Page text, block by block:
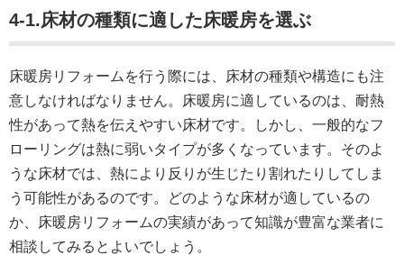
4-1.床材の種類に適した床暖房を選ぶ
床暖房リフォームを行う際には、床材の種類や構造にも注
意しなければなりません。床暖房に適しているのは、耐熱
性があって熱を伝えやすい床材です。しかし、一般的なフ
ローリングは熱に弱いタイプが多くなっています。そのよ
うな床材では、熱により反りが生じたり割れたりしてしま
う可能性があるのです。どのような床材が適しているの
か、床暖房リフォームの実績があって知識が豊富な業者に
相談してみるとよいでしょう。